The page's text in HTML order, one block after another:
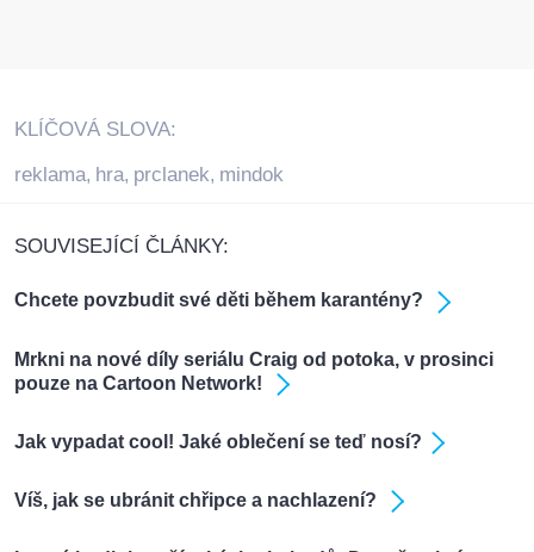
KLÍČOVÁ SLOVA:
reklama, hra, prclanek, mindok
SOUVISEJÍCÍ ČLÁNKY:
Chcete povzbudit své děti během karantény?
Mrkni na nové díly seriálu Craig od potoka, v prosinci
pouze na Cartoon Network!
Jak vypadat cool! Jaké oblečení se teď nosí?
Víš, jak se ubránit chřipce a nachlazení?